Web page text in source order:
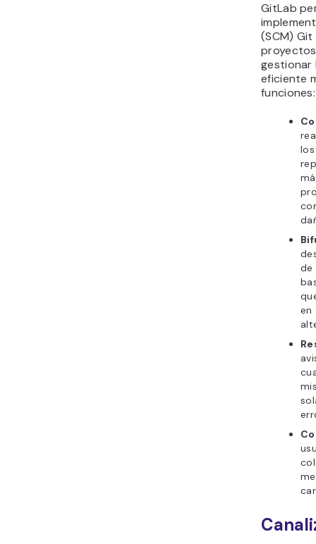
GitLab
(SCM)
gestionar
eficiente
funciones:
de
en